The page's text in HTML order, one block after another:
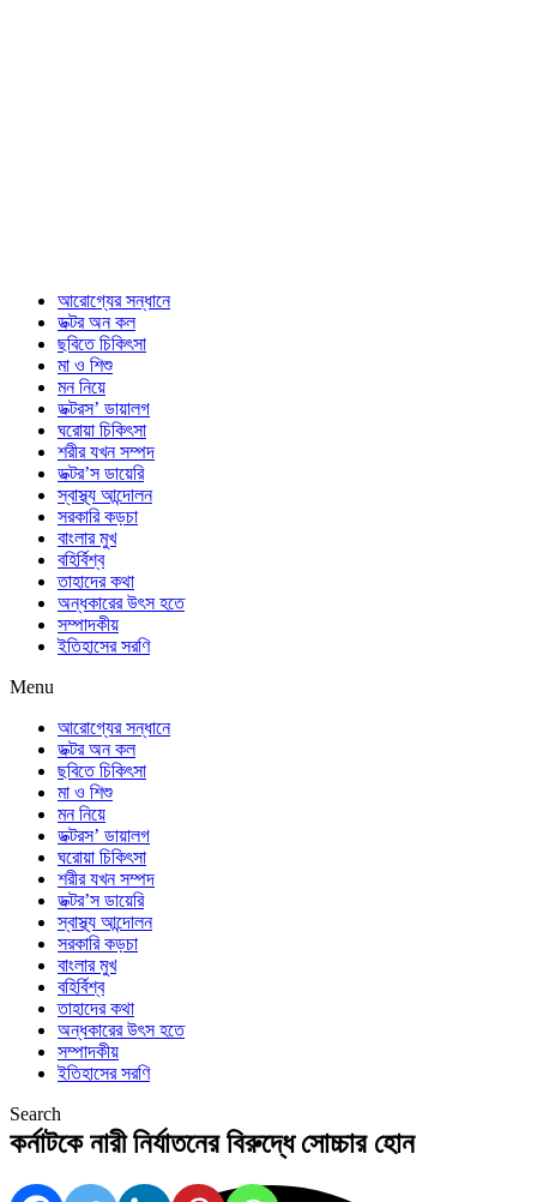
আরোগ্যের সন্ধানে
ডক্টর অন কল
ছবিতে চিকিৎসা
মা ও শিশু
মন নিয়ে
ডক্টরস’ ডায়ালগ
ঘরোয়া চিকিৎসা
শরীর যখন সম্পদ
ডক্টর’স ডায়েরি
স্বাস্থ্য আন্দোলন
সরকারি কড়চা
বাংলার মুখ
বহির্বিশ্ব
তাহাদের কথা
অন্ধকারের উৎস হতে
সম্পাদকীয়
ইতিহাসের সরণি
Menu
আরোগ্যের সন্ধানে
ডক্টর অন কল
ছবিতে চিকিৎসা
মা ও শিশু
মন নিয়ে
ডক্টরস’ ডায়ালগ
ঘরোয়া চিকিৎসা
শরীর যখন সম্পদ
ডক্টর’স ডায়েরি
স্বাস্থ্য আন্দোলন
সরকারি কড়চা
বাংলার মুখ
বহির্বিশ্ব
তাহাদের কথা
অন্ধকারের উৎস হতে
সম্পাদকীয়
ইতিহাসের সরণি
Search
কর্নাটকে নারী নির্যাতনের বিরুদ্ধে সোচ্চার হোন